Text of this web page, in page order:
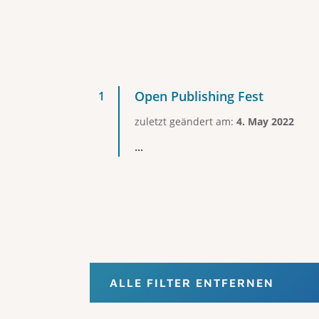
Open Publishing Fest
zuletzt geändert am: 4. May 2022
...
ALLE FILTER ENTFERNEN